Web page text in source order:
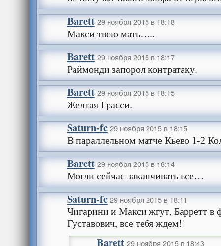
Barett 29 ноября 2015 в 18:18
Макси твою мать…..
Barett 29 ноября 2015 в 18:17
Раймонди запорол контратаку.
Barett 29 ноября 2015 в 18:15
Желтая Грасси.
Saturn-fc 29 ноября 2015 в 18:15
В параллельном матче Кьево 1-2
Barett 29 ноября 2015 в 18:14
Могли сейчас заканчивать все…
Saturn-fc 29 ноября 2015 в 18:11
Чигарини и Макси жгут, Барретт
Густавович, все тебя ждем!!
Barett 29 ноября 2015 в 18:43